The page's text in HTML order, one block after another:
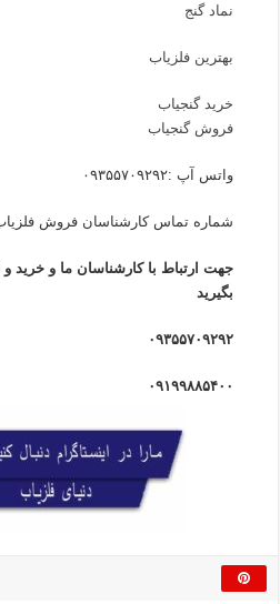
نماد گنج
بهترین فلزیاب
خرید گنجیاب
فروش گنجیاب
واتس آپ :۰۹۳۵۵۷۰۹۲۹۲
شماره تماس کارشناسان فروش فلزیاب
جهت ارتباط با کارشناسان ما و خرید
بگیرید
۰۹۳۵۵۷۰۹۲۹۲
۰۹۱۹۹۸۸۵۴۰۰